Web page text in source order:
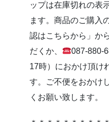
ップは在庫切れの表
ます。商品のご購入
認はこちらから」か
だくか、
087-880-
17時）におかけ頂け
す。ご不便をおかけ
くお願い致します。